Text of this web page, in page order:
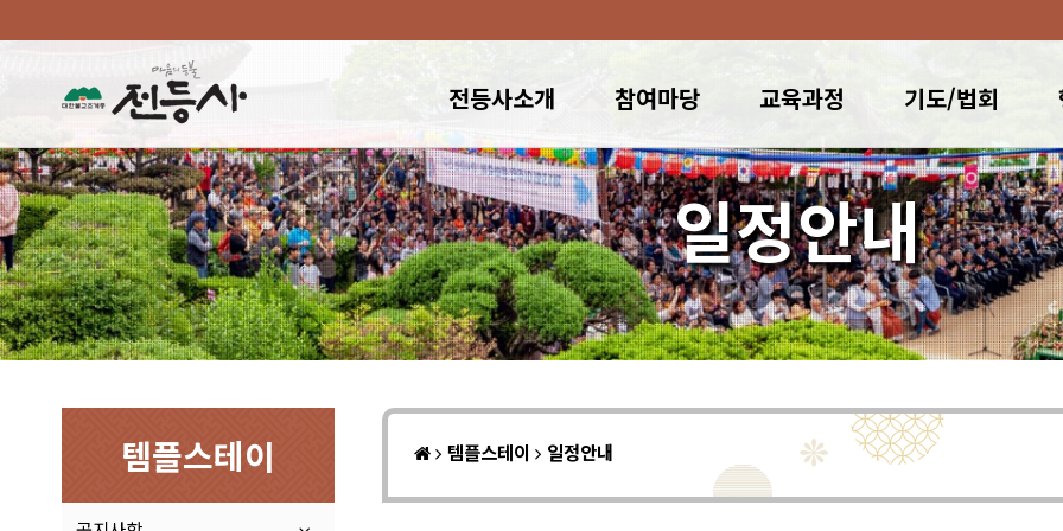
전등사소개 참여마당 교육과정 기도/법회
일정안내
템플스테이 템플스테이 일정안내